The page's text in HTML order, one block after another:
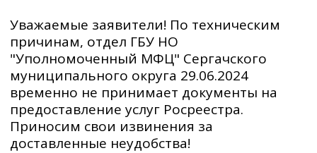
Уважаемые заявители! По техническим
причинам, отдел ГБУ НО
"Уполномоченный МФЦ" Сергачского
муниципального округа 29.06.2024
временно не принимает документы на
предоставление услуг Росреестра.
Приносим свои извинения за
доставленные неудобства!